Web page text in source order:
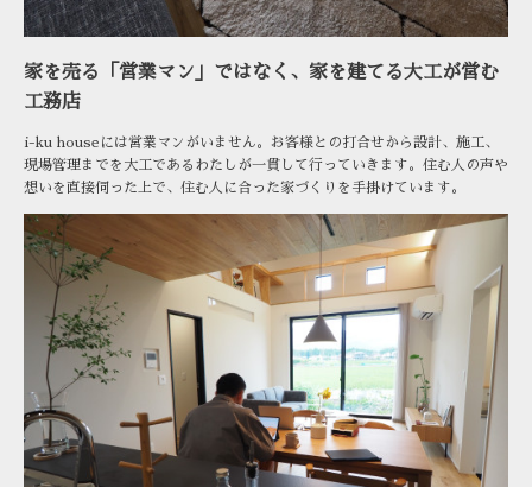
家を売る「営業マン」ではなく、家を建てる大工が営む
工務店
i-ku houseには営業マンがいません。お客様との打合せから設計、施工、
現場管理までを大工であるわたしが一貫して行っていきます。住む人の声や
想いを直接伺った上で、住む人に合った家づくりを手掛けています。